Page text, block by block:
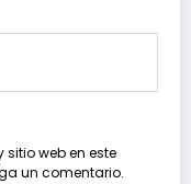
web en este
un comentario.